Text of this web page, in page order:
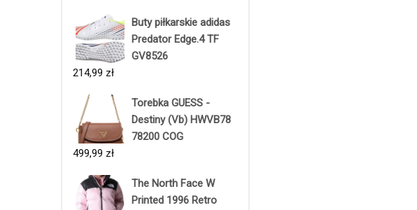
Buty piłkarskie adidas
Predator Edge.4 TF
GV8526
214,99 zł
Torebka GUESS -
Destiny (Vb) HWVB78
78200 COG
499,99 zł
The North Face W
Printed 1996 Retro